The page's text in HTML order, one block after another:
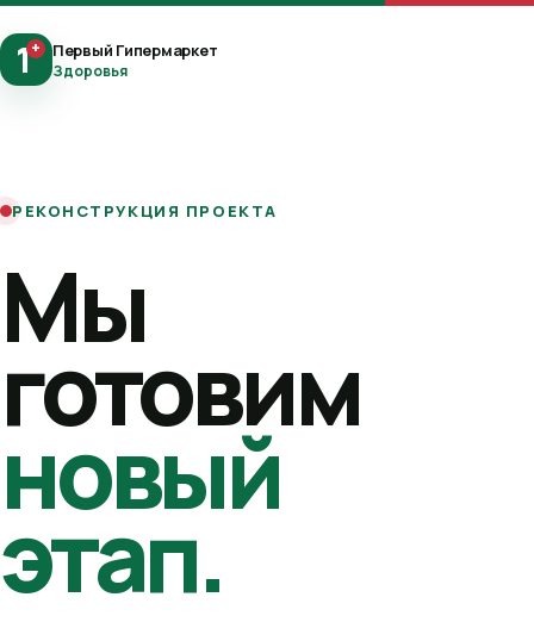
1+ Первый Гипермаркет
Здоровья
РЕКОНСТРУКЦИЯ ПРОЕКТА
Мы
готовим
новый
этап.